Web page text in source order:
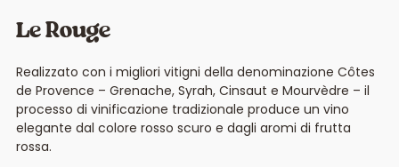
Le Rouge
Realizzato con i migliori vitigni della denominazione Côtes
de Provence – Grenache, Syrah, Cinsaut e Mourvèdre – il
processo di vinificazione tradizionale produce un vino
elegante dal colore rosso scuro e dagli aromi di frutta
rossa.